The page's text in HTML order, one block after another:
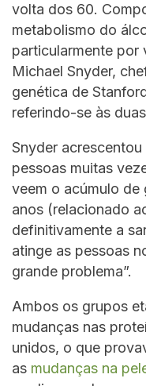
volta dos 60.
metabolismo do
particularmente por
Michael Snyder,
genética de
referindo-se às
Snyder
pessoas muitas
veem o acúmulo de
anos (relacionado
definitivamente a
atinge as pessoas
grande problema”.
Ambos os grupos
mudanças nas
unidos, o que
as mudanças na